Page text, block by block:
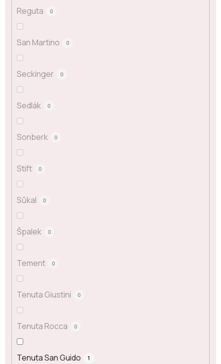
Reguta 0
San Martino 0
Seckinger 0
Sedlák 0
Sonberk 0
Stift 0
Sůkal 0
Špalek 0
Tement 0
Tenuta Giustini 0
Tenuta Rocca 0
Tenuta San Guido 1